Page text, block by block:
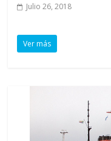
Julio 26, 2018
Ver más